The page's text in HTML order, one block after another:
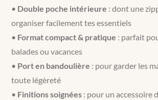
• Double poche intérieure : dont une
organiser facilement tes essentiels
• Format compact & pratique : parfait
balades ou vacances
• Port en bandoulière : pour garder les
toute légèreté
• Finitions soignées : pour un accessoire